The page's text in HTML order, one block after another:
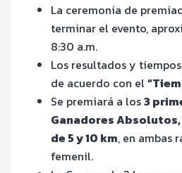
La ceremonia de
terminar el evento,
8:30 a.m.
Los resultados y
de acuerdo con el
Se premiará a los3
Ganadores
de 5 y 10 km, en ambas
femenil.